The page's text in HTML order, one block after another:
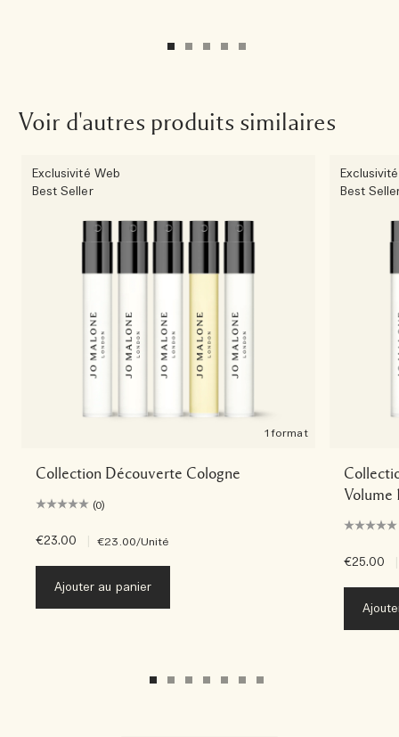
Voir d'autres produits similaires
Exclusivité Web
Best Seller
1 format
Collection Découverte Cologne
(0)
€23.00 €23.00/Unité
Ajouter au panier
Best
Volume
€25.00